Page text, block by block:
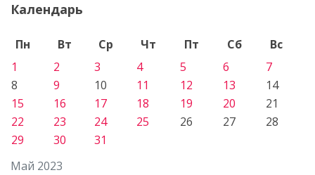
Календарь
Май 2023
Пн Вт Ср Чт Пт Сб
Вс
1
2 3 4 5 6
7
8
9 10 11 12 13
14
15
16 17 18 19 20
21
22
23 24 25 26 27
28
29
30 31